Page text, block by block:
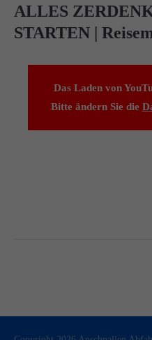
ALLES
STARTEN |
Das Laden von
Bitte ändern Sie die